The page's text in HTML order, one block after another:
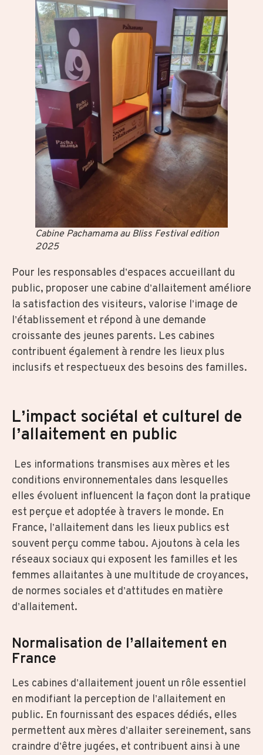
Cabine Pachamama au Bliss Festival edition
2025
Pour les responsables d’espaces accueillant du
public, proposer une cabine d’allaitement améliore
la satisfaction des visiteurs, valorise l’image de
l’établissement et répond à une demande
croissante des jeunes parents. Les cabines
contribuent également à rendre les lieux plus
inclusifs et respectueux des besoins des familles.
L’impact sociétal et culturel de
l’allaitement en public
Les informations transmises aux mères et les
conditions environnementales dans lesquelles
elles évoluent influencent la façon dont la pratique
est perçue et adoptée à travers le monde. En
France, l’allaitement dans les lieux publics est
souvent perçu comme tabou. Ajoutons à cela les
réseaux sociaux qui exposent les familles et les
femmes allaitantes à une multitude de croyances,
de normes sociales et d’attitudes en matière
d’allaitement.
Normalisation de l’allaitement en
France
Les cabines d’allaitement jouent un rôle essentiel
en modifiant la perception de l’allaitement en
public. En fournissant des espaces dédiés, elles
permettent aux mères d’allaiter sereinement, sans
craindre d’être jugées, et contribuent ainsi à une